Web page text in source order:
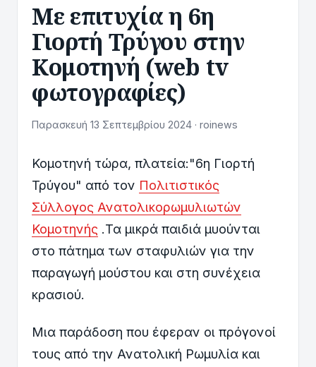
Με επιτυχία η 6η
Γιορτή Τρύγου στην
Κομοτηνή (web tv
φωτογραφίες)
Παρασκευή 13 Σεπτεμβρίου 2024 · roinews
Κομοτηνή τώρα, πλατεία:"6η Γιορτή
Τρύγου" από τον Πολιτιστικός
Σύλλογος Ανατολικορωμυλιωτών
Κομοτηνής .Τα μικρά παιδιά μυούνται
στο πάτημα των σταφυλιών για την
παραγωγή μούστου και στη συνέχεια
κρασιού.
Μια παράδοση που έφεραν οι πρόγονοί
τους από την Ανατολική Ρωμυλία και